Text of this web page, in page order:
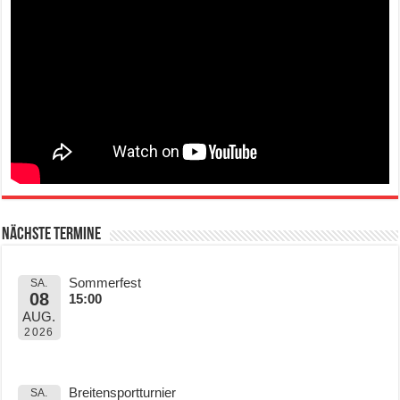
Nächste Termine
SA.
08
AUG.
2026
Sommerfest
15:00
SA. Breitensportturnier